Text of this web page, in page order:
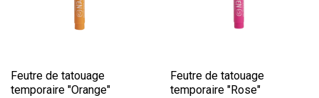
Feutre de tatouage
temporaire "Orange"
Feutre de tatouage
temporaire "Rose"